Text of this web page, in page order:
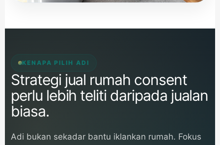
KENAPA PILIH ADI
Strategi jual rumah consent
perlu lebih teliti daripada jualan
biasa.
Adi bukan sekadar bantu iklankan rumah. Fokus